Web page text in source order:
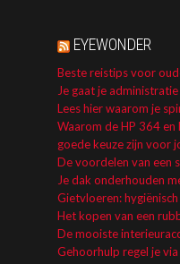
EYEWONDER
Beste reistips voor
Je gaat je
Lees hier waarom je
Waarom de HP 364
goede keuze zijn voor
De voordelen van een
Je dak onderhouden
Gietvloeren:
Het kopen van een
De mooiste
Gehoorhulp regel je